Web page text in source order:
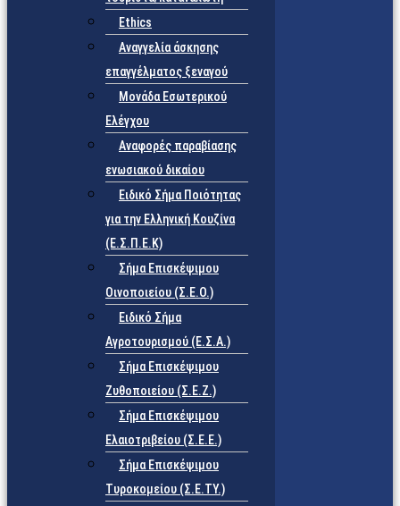
Ethics
Αναγγελία άσκησης
επαγγέλματος ξεναγού
Μονάδα Εσωτερικού
Ελέγχου
Αναφορές παραβίασης
ενωσιακού δικαίου
Ειδικό Σήμα Ποιότητας
για την Ελληνική Κουζίνα
(Ε.Σ.Π.Ε.Κ)
Σήμα Επισκέψιμου
Οινοποιείου (Σ.Ε.Ο.)
Ειδικό Σήμα
Αγροτουρισμού (Ε.Σ.Α.)
Σήμα Επισκέψιμου
Ζυθοποιείου (Σ.Ε.Ζ.)
Σήμα Επισκέψιμου
Ελαιοτριβείου (Σ.Ε.Ε.)
Σήμα Επισκέψιμου
Τυροκομείου (Σ.Ε.TY.)